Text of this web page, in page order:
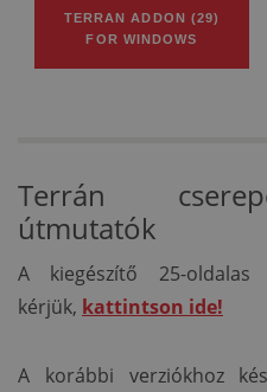
TERRAN ADDON (29)
FOR WINDOWS
Terrán
útmutatók
A kiegészítő 25-oldalas
kérjük, kattintson ide!
A korábbi verziókhoz